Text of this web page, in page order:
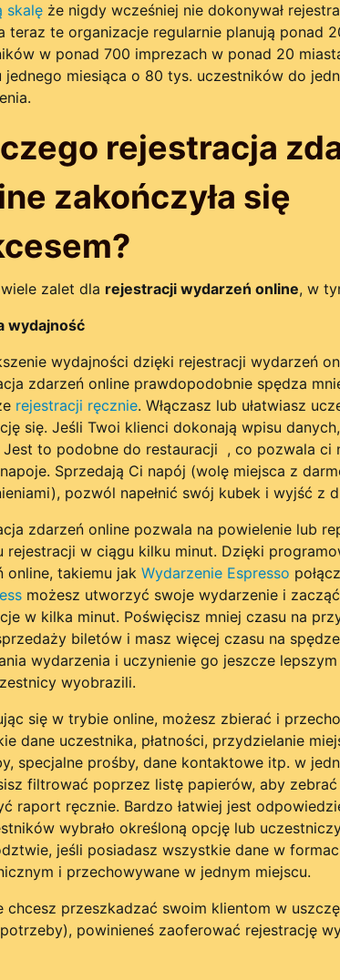
skalęże nigdy wcześniej nie dokonywał
teraz te organizacje regularnie planują ponad
w ponad 700 imprezach w ponad 20
jednego miesiąca o 80 tys. uczestników do
rejestracja
zakończyła się
zalet dla rejestracji wydarzeń online, w
wydajność
zdarzeń online prawdopodobnie spędza
rejestracji ręcznie. Włączasz lub ułatwiasz
się. Jeśli Twoi klienci dokonają wpisu
Jest to podobne do restauracji , co pozwala ci
napoje. Sprzedają Ci napój (wolę miejsca z
pozwól napełnić swój kubek i wyjść z
zdarzeń online pozwala na powielenie lub
rejestracji w ciągu kilku minut. Dzięki
online, takiemu jak Wydarzenie Espresso
możesz utworzyć swoje wydarzenie i
w kilka minut. Poświęcisz mniej czasu na
biletów i masz więcej czasu na
wydarzenia i uczynienie go jeszcze
wyobrazili.
się w trybie online, możesz zbierać i
dane uczestnika, płatności, przydzielanie
specjalne prośby, dane kontaktowe itp. w
filtrować poprzez listę papierów, aby zebrać
raport ręcznie. Bardzo łatwiej jest
wybrało określoną opcję lub
jeśli posiadasz wszystkie dane w
i przechowywane w jednym miejscu.
chcesz przeszkadzać swoim klientom w
potrzeby), powinieneś zaoferować rejestrację